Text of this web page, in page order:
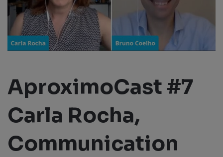
AproximoCast #7
Carla Rocha,
Communication